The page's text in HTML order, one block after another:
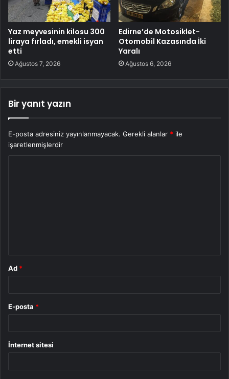
Yaz meyvesinin kilosu 300
liraya fırladı, emekli isyan
etti
Ağustos 7, 2026
Edirne’de Motosiklet-
Otomobil Kazasında İki
Yaralı
Ağustos 6, 2026
Bir yanıt yazın
E-posta adresiniz yayınlanmayacak. Gerekli alanlar * ile
işaretlenmişlerdir
Ad *
E-posta *
İnternet sitesi